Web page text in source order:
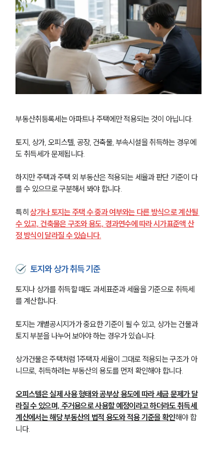
법률지식인
고객후기
업무분야
건설부 업무
전체
언론보도
공지사항
법률서식
뉴스레터/브로슈어
세미나
대륜법률상담예약
대륜법률상담예약
부동산취등록세는 아파트나 주택에만 적용되는 것이 아닙니다.
토지, 상가, 오피스텔, 공장, 건축물, 부속시설을 취득하는 경우에
도 취득세가 문제됩니다.
하지만 주택과 주택 외 부동산은 적용되는 세율과 판단 기준이 다
를 수 있으므로 구분해서 봐야 합니다.
특히 상가나 토지는 주택 수 중과 여부와는 다른 방식으로 계산될
수 있고, 건축물은 구조와 용도, 경과연수에 따라 시가표준액 산
정 방식이 달라질 수 있습니다.
토지와 상가 취득 기준
토지나 상가를 취득할 때도 과세표준과 세율을 기준으로 취득세
를 계산합니다.
토지는 개별공시지가가 중요한 기준이 될 수 있고, 상가는 건물과
토지 부분을 나누어 보아야 하는 경우가 있습니다.
상가건물은 주택처럼 1주택자 세율이 그대로 적용되는 구조가 아
니므로, 취득하려는 부동산의 용도를 먼저 확인해야 합니다.
오피스텔은 실제 사용 형태와 공부상 용도에 따라 세금 문제가 달
라질 수 있으며, 주거용으로 사용할 예정이라고 하더라도 취득세
계산에서는 해당 부동산의 법적 용도와 적용 기준을 확인해야 합
니다.